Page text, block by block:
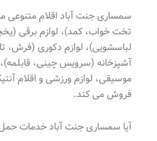
سمساری جنت آباد اقلام متنوعی
تخت خواب، کمد)، لوازم برقی
لباسشویی)، لوازم دکوری (فرش،
آشپزخانه (سرویس چینی،
موسیقی، لوازم ورزشی و اقلام
فروش می کند.
آیا سمساری جنت آباد خدمات حمل